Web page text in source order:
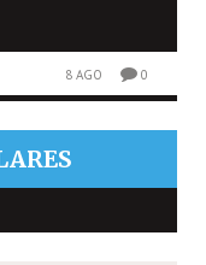
8 AGO 0